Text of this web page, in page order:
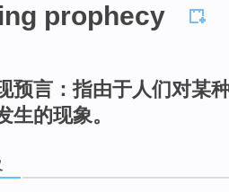
prophecy
预言：指由于人们对某
生的现象。